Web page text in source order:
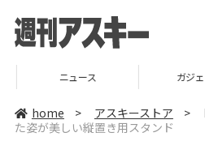
ニュース ガジェッ
home > アスキーストア >
た姿が美しい縦置き用スタンド